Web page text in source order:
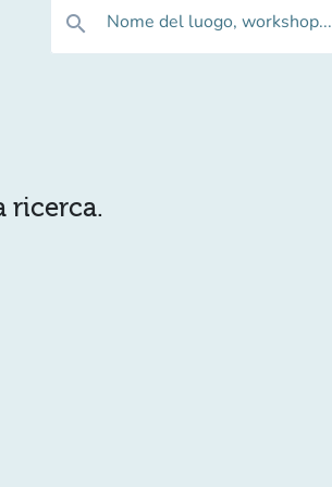
search Nome del luogo, workshop...
ricerca.